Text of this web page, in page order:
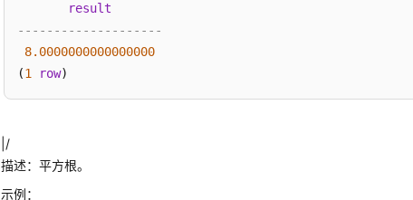
result
--------------------
8.0000000000000000
(1 row
|/
描述：平方根。
示例：